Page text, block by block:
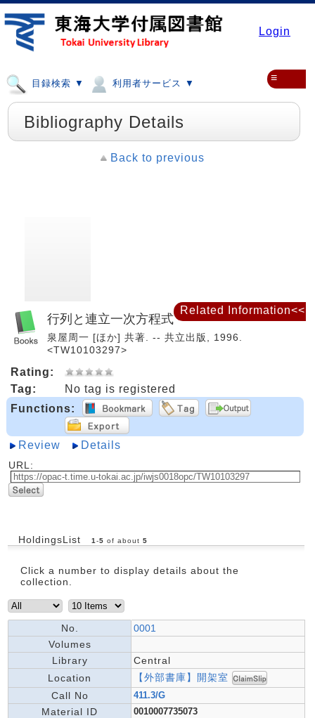
Login
目録検索 ▼ 利用者サービス ▼ ≡
Bibliography Details
Back to previous
行列と連立一次方程式
泉屋周一 [ほか] 共著. -- 共立出版, 1996.
<TW10103297>
Rating:
Tag:
No tag is registered
Functions:
Review Details
URL:
HoldingsList 1 -5 of about 5
Click a number to display details about the
collection.
No.
0001
Volumes
Library
Central
Location
【外部書庫】開架室
Call No
411.3/G
Material ID 0010007735073
Related Information<<